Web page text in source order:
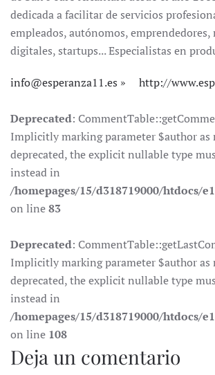
dedicada a facilitar de servicios
empleados, autónomos, emprendedores,
digitales, startups... Especialistas en
info@esperanza11.es http://
Deprecated:
Implicitly marking parameter $author as
deprecated, the explicit nullable type
instead in
/homepages/15/d318719000/htdocs/
on line83
Deprecated:
Implicitly marking parameter $author as
deprecated, the explicit nullable type
instead in
/homepages/15/d318719000/htdocs/
on line 108
Deja un comentario